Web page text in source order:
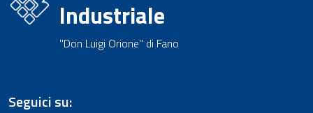
Industriale
"Don Luigi Orione" di Fano
Seguici su: